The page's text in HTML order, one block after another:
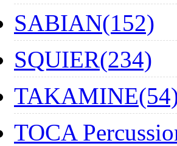
SABIAN(152)
SQUIER(234)
TOCA